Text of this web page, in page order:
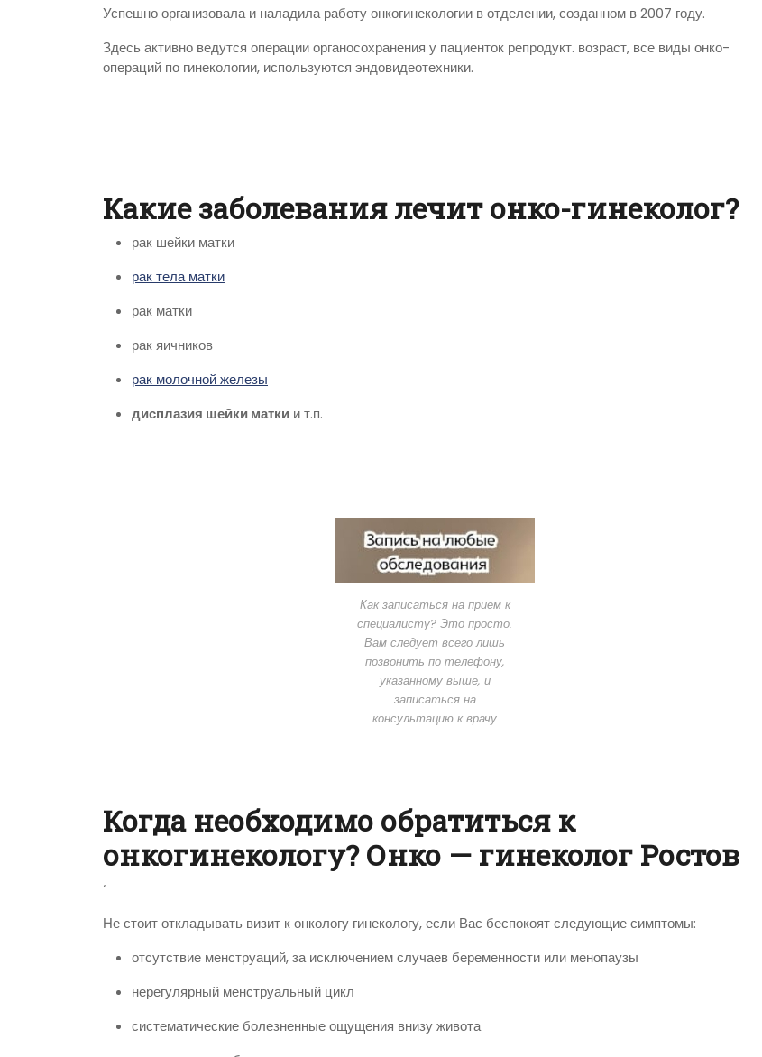
Успешно организовала и наладила работу онкогинекологии в отделении, созданном в 2007 году.
Здесь активно ведутся операции органосохранения у пациенток репродукт. возраст, все виды онко-
операций по гинекологии, используются эндовидеотехники.
Какие заболевания лечит онко-гинеколог?
рак шейки матки
рак тела матки
рак матки
рак яичников
рак молочной железы
дисплазия шейки матки и т.п.
Как записаться на прием к
специалисту? Это просто.
Вам следует всего лишь
позвонить по телефону,
указанному выше, и
записаться на
консультацию к врачу
Когда необходимо обратиться к
онкогинекологу? Онко — гинеколог Ростов
‘
Не стоит откладывать визит к онкологу гинекологу, если Вас беспокоят следующие симптомы:
отсутствие менструаций, за исключением случаев беременности или менопаузы
нерегулярный менструальный цикл
систематические болезненные ощущения внизу живота